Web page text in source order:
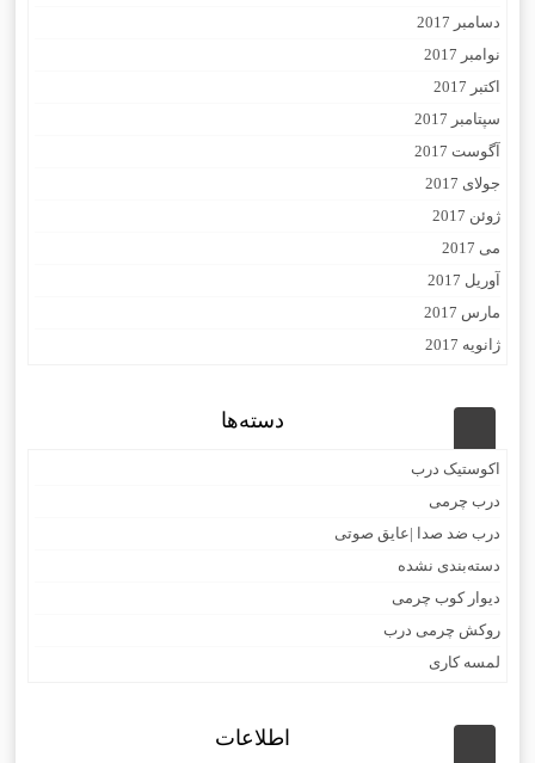
دسامبر 2017
نوامبر 2017
اکتبر 2017
سپتامبر 2017
آگوست 2017
جولای 2017
ژوئن 2017
می 2017
آوریل 2017
مارس 2017
ژانویه 2017
دسته‌ها
اکوستیک درب
درب چرمی
درب ضد صدا |عایق صوتی
دسته‌بندی نشده
دیوار کوب چرمی
روکش چرمی درب
لمسه کاری
اطلاعات